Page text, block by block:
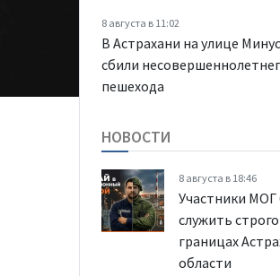
8 августа в 11:02
В Астрахани на улице
сбили
пешехода
НОВОСТИ
8 августа в 18:46
Участники МОГ
служить
границах
области